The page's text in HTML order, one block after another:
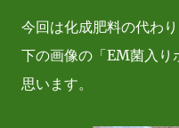
今回は化成肥料の代わり
下の画像の「EM菌入り
思います。